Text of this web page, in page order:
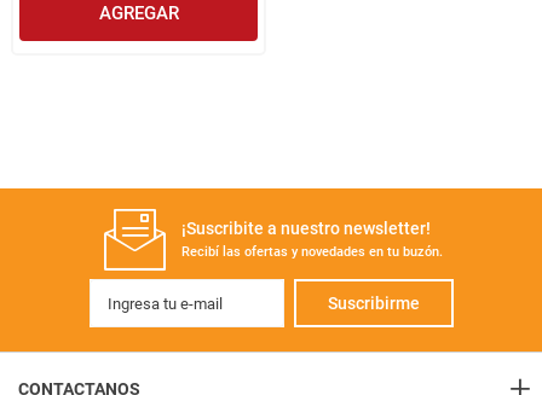
AGREGAR
¡Suscribite a nuestro newsletter!
Recibí las ofertas y novedades en tu buzón.
Suscribirme
CONTACTANOS